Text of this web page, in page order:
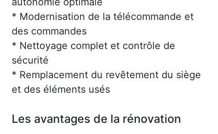
* Modernisation de la télécommande et
des commandes
* Nettoyage complet et contrôle de
sécurité
* Remplacement du revêtement du siège
et des éléments usés
Les avantages de la rénovation